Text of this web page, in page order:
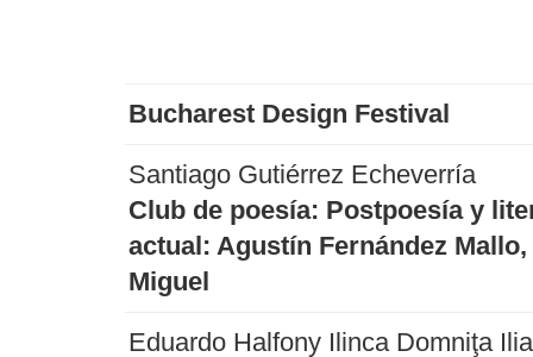
Bucharest Design Festival
Santiago Gutiérrez Echeverría
Club de poesía: Postpoesía y
actual: Agustín Fernández Mallo,
Miguel
Eduardo Halfony Ilinca Domniţa